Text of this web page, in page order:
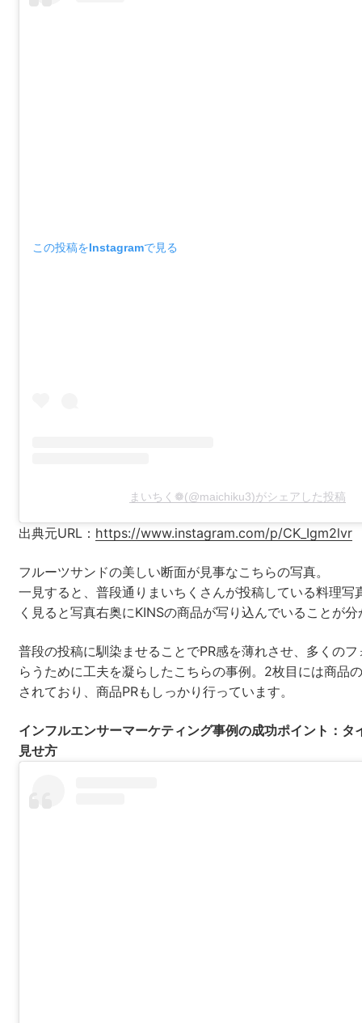
この投稿をInstagramで見る
まいちく❁(@maichiku3)がシェアした投稿
出典元URL： https://www.instagram.com/p/CK_Igm2lvr
フルーツサンドの美しい断面が見事なこちらの写真。
一見すると、普段通りまいちくさんが投稿している料理写
く見ると写真右奥にKINSの商品が写り込んでいることが
普段の投稿に馴染ませることでPR感を薄れさせ、多くの
らうために工夫を凝らしたこちらの事例。2枚目には商品
されており、商品PRもしっかり行っています。
インフルエンサーマーケティング事例の成功ポイント：タ
見せ方